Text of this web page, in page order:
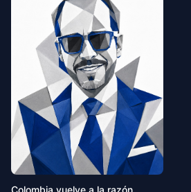
Colombia vuelve a la razón.